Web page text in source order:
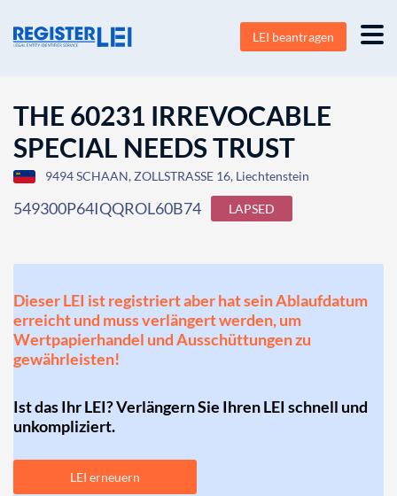
LEI beantragen
THE 60231 IRREVOCABLE
SPECIAL NEEDS TRUST
9494 SCHAAN, ZOLLSTRASSE 16, Liechtenstein
549300P64IQQROL60B74 LAPSED
Dieser LEI ist registriert aber hat sein Ablaufdatum
erreicht und muss verlängert werden, um
Wertpapierhandel und Ausschüttungen zu
gewährleisten!
Ist das Ihr LEI? Verlängern Sie Ihren LEI schnell und
unkompliziert.
LEI erneuern